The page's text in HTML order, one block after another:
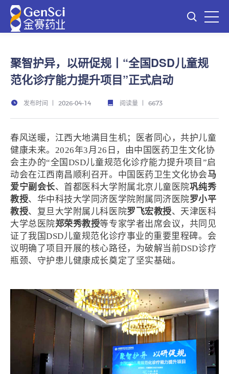
聚智护异，以研促规丨“全国DSD儿童规
范化诊疗能力提升项目”正式启动
发布时间 2026-04-14 阅读量 6673
春风送暖，江西大地满目生机；医者同心，共护儿童
健康未来。2026年3月26日，由中国医药卫生文化协
会主办的“全国DSD儿童规范化诊疗能力提升项目”启
动会在江西南昌顺利召开。中国医药卫生文化协会马
爱宁副会长、首都医科大学附属北京儿童医院巩纯秀
教授、华中科技大学同济医学院附属同济医院罗小平
教授、复旦大学附属儿科医院罗飞宏教授、天津医科
大学总医院郑荣秀教授等专家学者出席会议，共同见
证了我国DSD儿童规范化诊疗事业的重要里程碑。会
议明确了项目开展的核心路径，为破解当前DSD诊疗
瓶颈、守护患儿健康成长奠定了坚实基础。